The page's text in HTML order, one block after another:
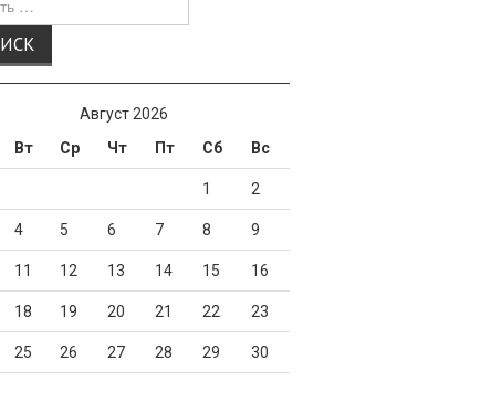
Август 2026
Вт Ср Чт Пт Сб Вс
1 2
4 5 6 7 8 9
11 12 13 14 15 16
18 19 20 21 22 23
25 26 27 28 29 30